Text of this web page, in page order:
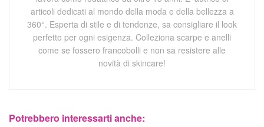
articoli dedicati al mondo della moda e della bellezza a
360°. Esperta di stile e di tendenze, sa consigliare il look
perfetto per ogni esigenza. Colleziona scarpe e anelli
come se fossero francobolli e non sa resistere alle
novità di skincare!
Potrebbero interessarti anche: